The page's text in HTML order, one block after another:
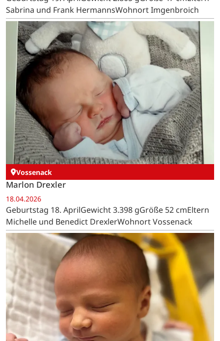
Sabrina und Frank HermannsWohnort Imgenbroich
Vossenack
Marlon Drexler
18.04.2026
Geburtstag 18. AprilGewicht 3.398 gGröße 52 cmEltern
Michelle und Benedict DrexlerWohnort Vossenack